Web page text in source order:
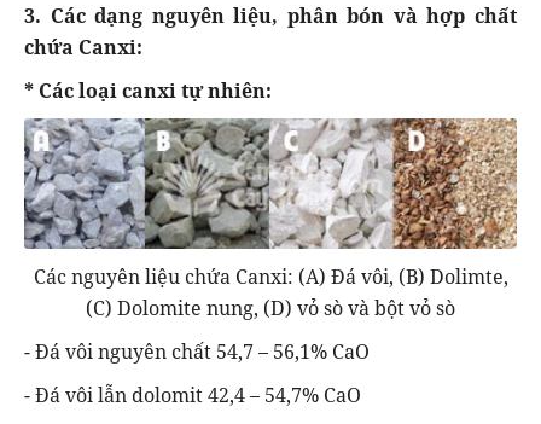
3. Các dạng nguyên liệu, phân bón và hợp chất
chứa Canxi:
* Các loại canxi tự nhiên:
Các nguyên liệu chứa Canxi: (A) Đá vôi, (B) Dolimte,
(C) Dolomite nung, (D) vỏ sò và bột vỏ sò
- Đá vôi nguyên chất 54,7 – 56,1% CaO
- Đá vôi lẫn dolomit 42,4 – 54,7% CaO